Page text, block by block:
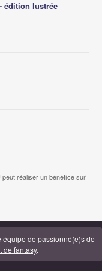
édition lustrée
réaliser un bénéfice sur
équipe de passionné(e)s de
de fantasy.